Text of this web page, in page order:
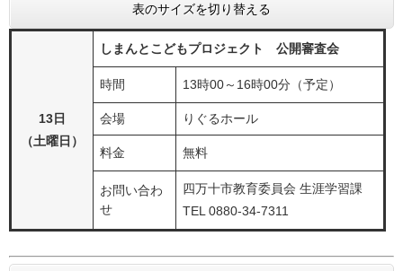
表のサイズを切り替える
13日
（土曜日）
しまんとこどもプロジェクト 公開審査会
時間 13時00～16時00分（予定）
会場 りぐるホール
料金 無料
お問い合わ
せ
四万十市教育委員会 生涯学習課
TEL 0880-34-7311